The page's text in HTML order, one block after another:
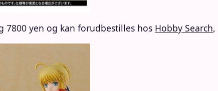
yen og kan forudbestilles hos Hobby Search,